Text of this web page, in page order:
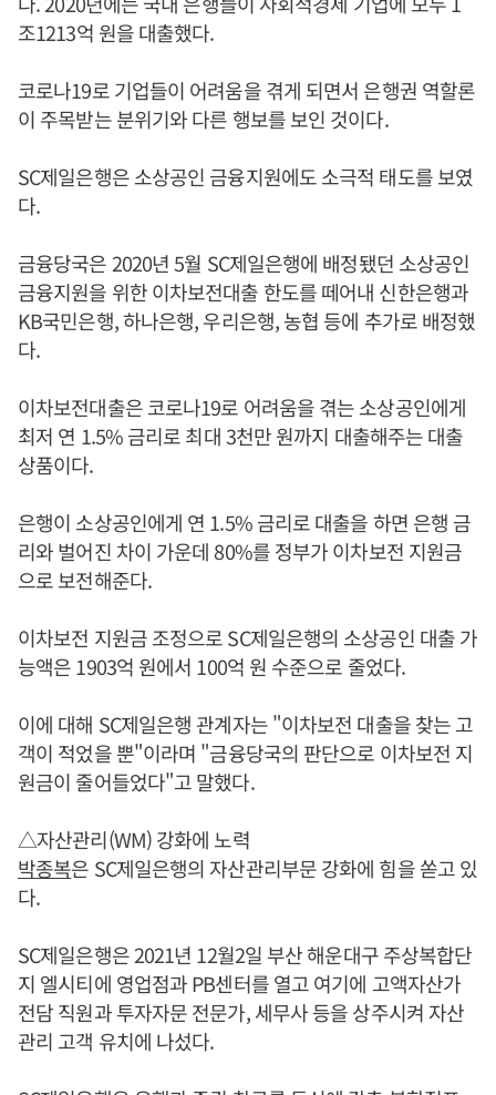
조1213억 원을 대출했다.
코로나19로 기업들이 어려움을 겪게 되면서 은행권 역할론
이 주목받는 분위기와 다른 행보를 보인 것이다.
SC제일은행은 소상공인 금융지원에도 소극적 태도를 보였
다.
금융당국은 2020년 5월 SC제일은행에 배정됐던 소상공인
금융지원을 위한 이차보전대출 한도를 떼어내 신한은행과
KB국민은행, 하나은행, 우리은행, 농협 등에 추가로 배정했
다.
이차보전대출은 코로나19로 어려움을 겪는 소상공인에게
최저 연 1.5% 금리로 최대 3천만 원까지 대출해주는 대출
상품이다.
은행이 소상공인에게 연 1.5% 금리로 대출을 하면 은행 금
리와 벌어진 차이 가운데 80%를 정부가 이차보전 지원금
으로 보전해준다.
이차보전 지원금 조정으로 SC제일은행의 소상공인 대출 가
능액은 1903억 원에서 100억 원 수준으로 줄었다.
이에 대해 SC제일은행 관계자는 "이차보전 대출을 찾는 고
객이 적었을 뿐"이라며 "금융당국의 판단으로 이차보전 지
원금이 줄어들었다"고 말했다.
△자산관리(WM) 강화에 노력
박종복은 SC제일은행의 자산관리부문 강화에 힘을 쏟고 있
다.
SC제일은행은 2021년 12월2일 부산 해운대구 주상복합단
지 엘시티에 영업점과 PB센터를 열고 여기에 고액자산가
전담 직원과 투자자문 전문가, 세무사 등을 상주시켜 자산
관리 고객 유치에 나섰다.